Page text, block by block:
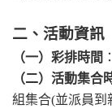
二、活動資訊
（一）彩排時間 ：
（二）活動集合
組集合(並派員到